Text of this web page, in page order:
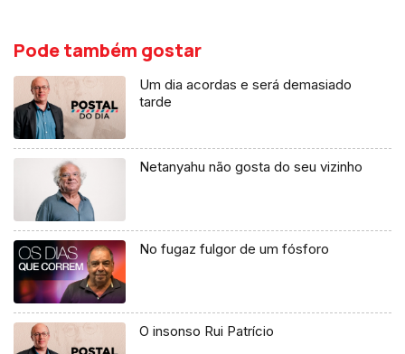
Pode também gostar
Um dia acordas e será demasiado
tarde
Netanyahu não gosta do seu vizinho
No fugaz fulgor de um fósforo
O insonso Rui Patrício